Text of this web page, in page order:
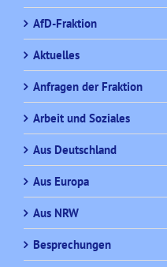
AfD-Fraktion
Aktuelles
Anfragen der Fraktion
Arbeit und Soziales
Aus Deutschland
Aus Europa
Aus NRW
Besprechungen